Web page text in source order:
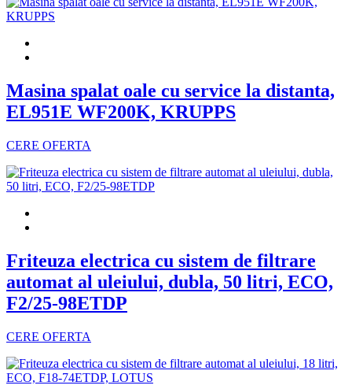
Masina spalat oale cu service la distanta,
EL951E WF200K, KRUPPS
CERE OFERTA
Friteuza electrica cu sistem de filtrare
automat al uleiului, dubla, 50 litri, ECO,
F2/25-98ETDP
CERE OFERTA